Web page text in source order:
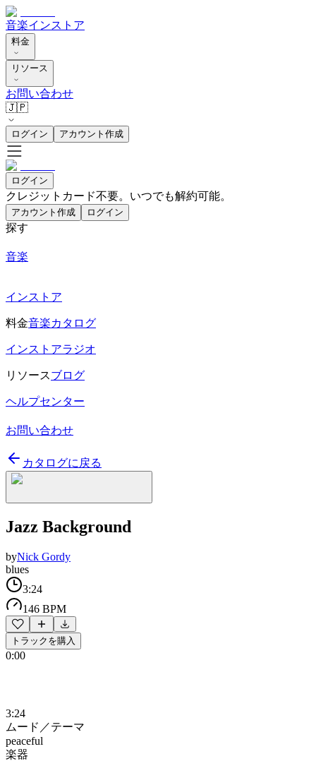
音楽インストア
料金
リソース
お問い合わせ
🇯🇵
ログイン アカウント作成
ログイン
クレジットカード不要。いつでも解約可能。
アカウント作成 ログイン
探す
音楽
インストア
料金音楽カタログ
インストアラジオ
リソースブログ
ヘルプセンター
お問い合わせ
カタログに戻る
Jazz Background
byNick Gordy
blues
3:24
146 BPM
トラックを購入
0:00
3:24
ムード／テーマ
peaceful
楽器